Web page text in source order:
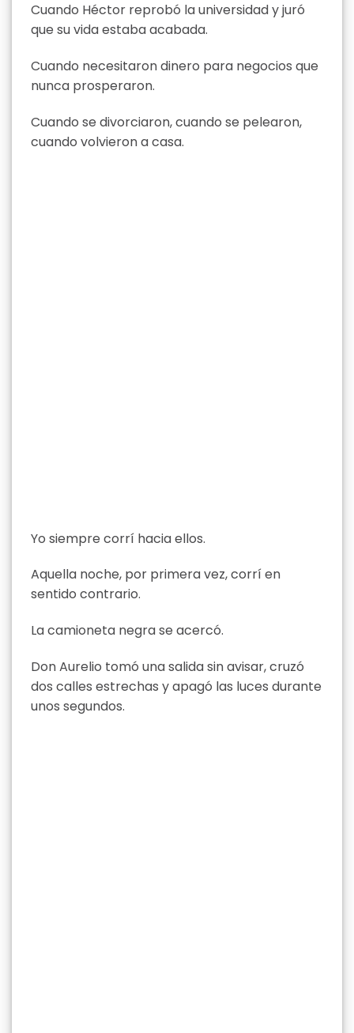
Cuando Héctor reprobó la universidad y juró
que su vida estaba acabada.
Cuando necesitaron dinero para negocios que
nunca prosperaron.
Cuando se divorciaron, cuando se pelearon,
cuando volvieron a casa.
Yo siempre corrí hacia ellos.
Aquella noche, por primera vez, corrí en
sentido contrario.
La camioneta negra se acercó.
Don Aurelio tomó una salida sin avisar, cruzó
dos calles estrechas y apagó las luces durante
unos segundos.